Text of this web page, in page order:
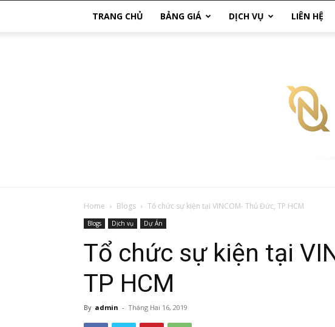
TRANG CHỦ BẢNG GIÁ DỊCH VỤ LIÊN HỆ
Home Blogs Tổ chức sự kiện tại VINCOM- Thủ Đức, TP HCM
Blogs Dịch vụ Dự Án
Tổ chức sự kiện tại
TP HCM
By admin - Tháng Hai 16, 2019